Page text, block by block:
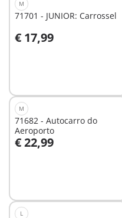
M
71701 - JUNIOR: Carrossel
€ 17,99
Ao carrinho
M
71682 - Autocarro do
Aeroporto
€ 22,99
Ao carrinho
L